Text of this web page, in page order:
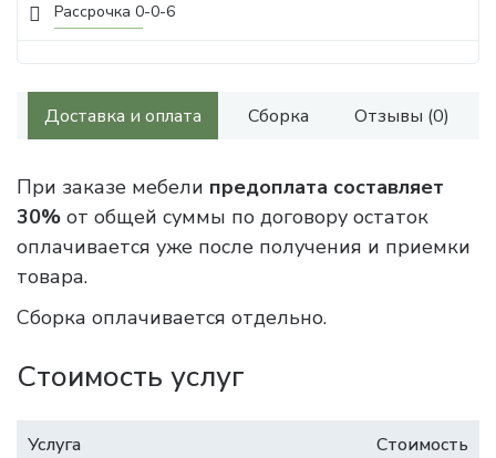
Рассрочка 0-0-6
Доставка и оплата Сборка Отзывы (0)
При заказе мебели предоплата составляет
30% от общей суммы по договору остаток
оплачивается уже после получения и приемки
товара.
Сборка оплачивается отдельно.
Стоимость услуг
Услуга
Стоимость